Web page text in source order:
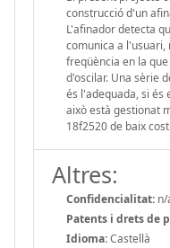
construcció d'un
L'afinador detecta
comunica a l'usuari,
freqüència en la
d'oscilar. Una sèrie
és l'adequada, si és
això està gestionat
18f2520 de baix
Altres:
Confidencialitat: n/
Patents i drets de
Idioma:Castellà